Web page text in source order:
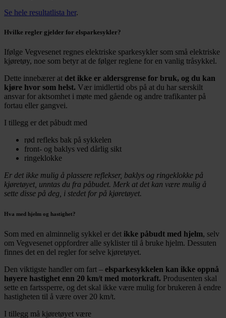
Se hele resultatlista her.
Hvilke regler gjelder for elsparkesykler?
Ifølge Vegvesenet regnes elektriske sparkesykler som små elektriske
kjøretøy, noe som betyr at de følger reglene for en vanlig tråsykkel.
Dette innebærer at det ikke er aldersgrense for bruk, og du kan
kjøre hvor som helst. Vær imidlertid obs på at du har særskilt
ansvar for aktsomhet i møte med gående og andre trafikanter på
fortau eller gangvei.
I tillegg er det påbudt med
rød refleks bak på sykkelen
front- og baklys ved dårlig sikt
ringeklokke
Er det ikke mulig å plassere reflekser, baklys og ringeklokke på
kjøretøyet, unntas du fra påbudet. Merk at det kan være mulig å
sette disse på deg, i stedet for på kjøretøyet.
Hva med hjelm og hastighet?
Som med en alminnelig sykkel er det ikke påbudt med hjelm, selv
om Vegvesenet oppfordrer alle syklister til å bruke hjelm. Dessuten
finnes det en del regler for selve kjøretøyet.
Den viktigste handler om fart – elsparkesykkelen kan ikke oppnå
høyere hastighet enn 20 km/t med motorkraft. Produsenten skal
sette en fartssperre, og det skal ikke være mulig for brukeren å endre
hastigheten til å være over 20 km/t.
I tillegg må kjøretøyet være